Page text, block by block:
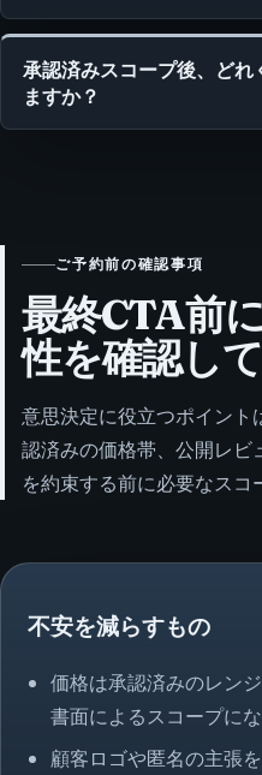
承認済みスコープ後、どれ
ますか？
ご予約前の確認事項
最終CTA前
性を確認し
意思決定に役立つポイント
認済みの価格帯、公開レビ
を約束する前に必要なスコ
不安を減らすもの
価格は承認済みのレン
書面によるスコープにな
顧客ロゴや匿名の主張